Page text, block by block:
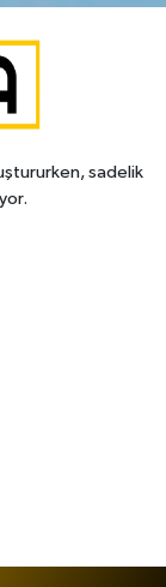
sadelik